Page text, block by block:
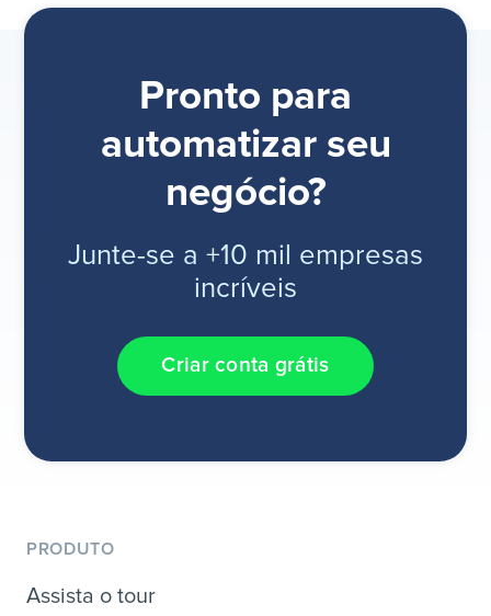
Pronto para
automatizar seu
negócio?
Junte-se a +10 mil empresas
incríveis
Criar conta grátis
PRODUTO
Assista o tour